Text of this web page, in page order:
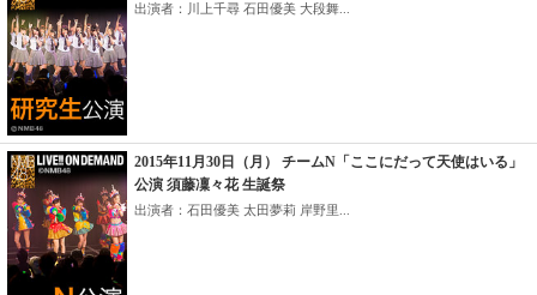
出演者：川上千尋 石田優美 大段舞...
2015年11月30日（月） チームN「ここにだって天使はいる」
公演 須藤凜々花 生誕祭
出演者：石田優美 太田夢莉 岸野里...